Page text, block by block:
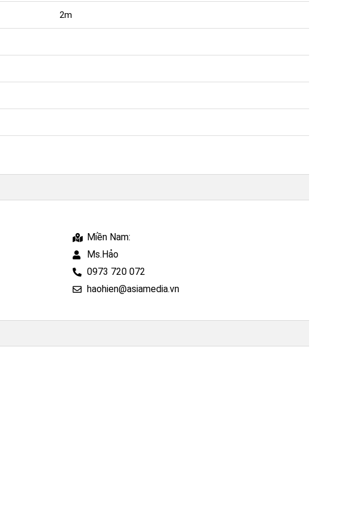
2m
Miền Nam:
Ms.Hảo
0973 720 072
haohien@asiamedia.vn